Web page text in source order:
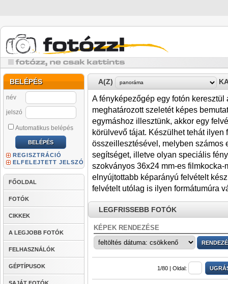
BELÉPÉS
név
jelszó
Automatikus belépés
REGISZTRÁCIÓ
ELFELEJTETT JELSZÓ
FŐOLDAL
FOTÓK
CIKKEK
A LEGJOBB FOTÓK
FELHASZNÁLÓK
GÉPTÍPUSOK
A(Z)
A fényképezőgép egy fotón
meghatározott szeletét képes
egymáshoz illesztünk, akkor egy
körülvevő tájat. Készülhet tehát ilyen
összeillesztésével, melyben számos
segítséget, illetve olyan speciális
szokványos 36x24 mm-es filmkocka-
elnyújtottabb képarányú felvételt
felvételt utólag is ilyen formátumúra
LEGFRISSEBB FOTÓK
KÉPEK RENDEZÉSE
1/80 | Oldal: